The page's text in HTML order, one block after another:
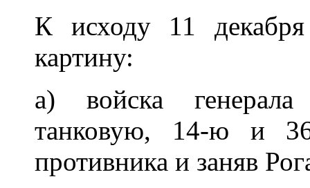
К исходу 11
картину:
а) войска
танковую, 14-ю и
противника и заняв